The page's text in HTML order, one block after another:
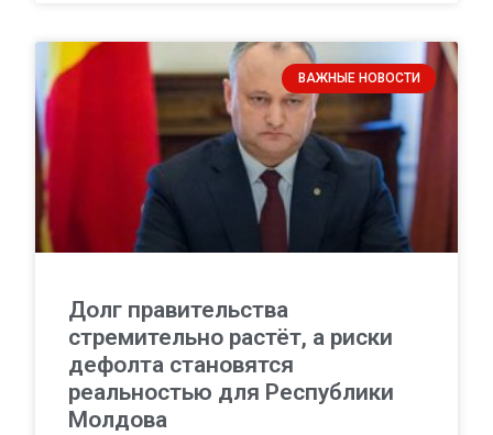
ВАЖНЫЕ НОВОСТИ
Долг правительства
стремительно растёт, а риски
дефолта становятся
реальностью для Республики
Молдова